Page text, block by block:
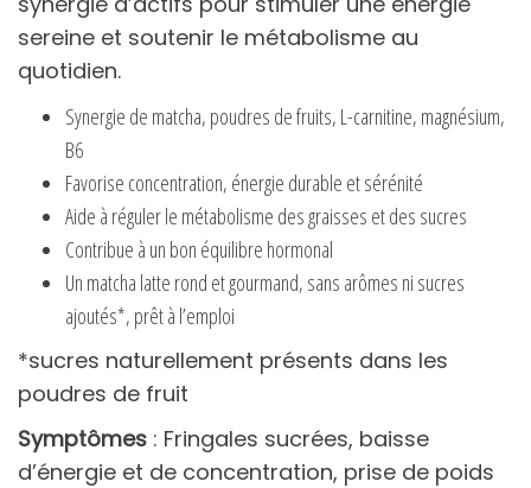
sereine et soutenir le métabolisme au
quotidien.
Synergie de matcha, poudres de fruits, L-carnitine, magnésium,
B6
Favorise concentration, énergie durable et sérénité
Aide à réguler le métabolisme des graisses et des sucres
Contribue à un bon équilibre hormonal
Un matcha latte rond et gourmand, sans arômes ni sucres
ajoutés*, prêt à l’emploi
*sucres naturellement présents dans les
poudres de fruit
Symptômes : Fringales sucrées, baisse
d’énergie et de concentration, prise de poids